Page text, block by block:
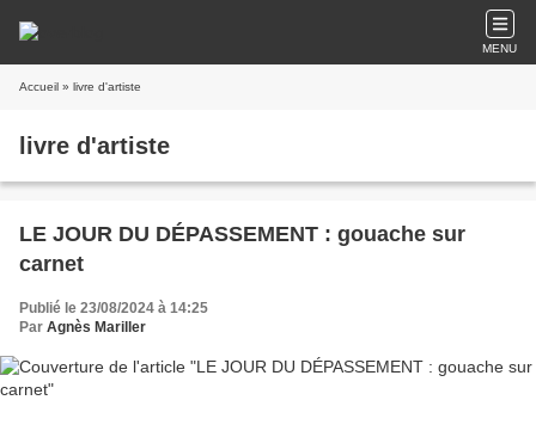
MENU
Accueil » livre d'artiste
livre d'artiste
LE JOUR DU DÉPASSEMENT : gouache sur
carnet
Publié le 23/08/2024 à 14:25
Par Agnès Mariller